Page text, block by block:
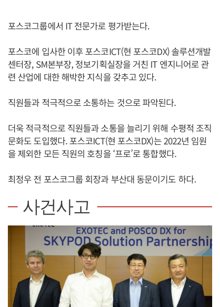
포스코그룹에서 IT 전문가로 평가받는다.
포스코에 입사한 이후 포스코ICT(현 포스코DX) 솔루션개발
센터장, SM본부장, 정보기획실장을 거친 IT 엔지니어로 관
련 산업에 대한 해박한 지식을 갖추고 있다.
직원들과 적극적으로 소통하는 것으로 파악된다.
더욱 적극적으로 직원들과 소통을 늘리기 위해 수평적 조직
문화도 도입했다. 포스코ICT(현 포스코DX)는 2022년 임원
을 제외한 모든 직원의 호칭을 ‘프로’로 통합했다.
최정우 전 포스코그룹 회장과 부산대 동문이기도 하다.
사건사고